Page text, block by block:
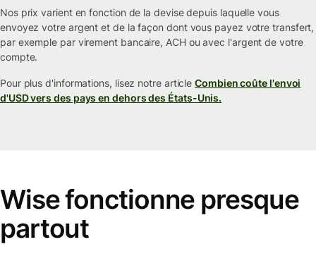
Nos prix varient en fonction de la devise depuis laquelle vous
envoyez votre argent et de la façon dont vous payez votre transfert,
par exemple par virement bancaire, ACH ou avec l'argent de votre
compte.
Pour plus d'informations, lisez notre articleCombien coûte l'envoi
d'USD vers des pays en dehors des États-Unis.
Wise fonctionne presque
partout